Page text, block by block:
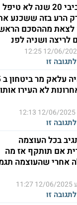
האפס ביבי 20 שנה לא טיפל
הרע בזה ששכנע
מההסכם
לריצה ושניה לפנ
12/06/2025
זו
לא העירו אותו
12/06/2025 12:13
זו
בכל העוצמה
אם תותקף אז מה
אחרי שהעוצמה
12/06/2025 11:27
זו